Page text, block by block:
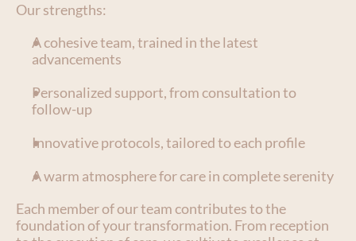
Our strengths:
A cohesive team, trained in the latest
advancements
Personalized support, from consultation to
follow-up
Innovative protocols, tailored to each profile
A warm atmosphere for care in complete serenity
Each member of our team contributes to the
foundation of your transformation. From reception